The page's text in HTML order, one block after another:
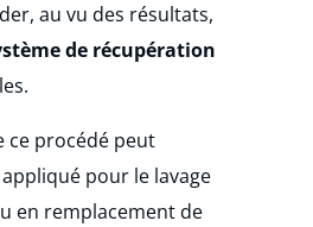
au vu des résultats,
de récupération
ce procédé peut
pour le lavage
en remplacement de